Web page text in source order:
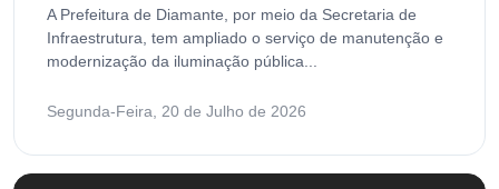
A Prefeitura de Diamante, por meio da Secretaria de
Infraestrutura, tem ampliado o serviço de manutenção e
modernização da iluminação pública...
Segunda-Feira, 20 de Julho de 2026